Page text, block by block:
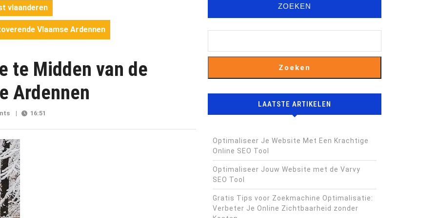
vlaanderen
Vlaamse Ardennen
te Midden van de
Ardennen
| 16:51
ZOEKEN
Zoeken
LAATSTE ARTIKELEN
Optimaliseer Je Website Met Een Krachtige
Online SEO Tool
Optimaliseer Jouw Website met de Varvy
SEO Tool
Gratis Tips voor Zoekmachine Optimalisatie:
Verbeter Je Online Zichtbaarheid zonder